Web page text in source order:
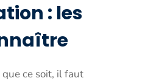
: les
ce soit, il faut